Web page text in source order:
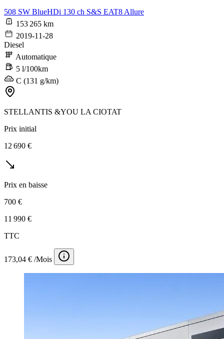
508 SW BlueHDi 130 ch S&S EAT8 Allure
153 265 km
2019-11-28
Diesel
Automatique
5 l/100km
C (131 g/km)
STELLANTIS &YOU LA CIOTAT
Prix initial
12 690 €
Prix en baisse
700 €
11 990 €
TTC
173,04 € /Mois